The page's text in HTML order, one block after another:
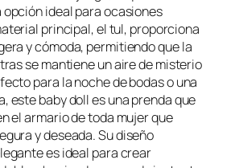
a
l
e
s
:
$
3
2
ideal para ocasiones
principal, el tul, proporciona
y cómoda, permitiendo que la
se mantiene un aire de misterio
para la noche de bodas o una
este baby doll es una prenda que
el armario de toda mujer que
y deseada. Su diseño
es ideal para crear